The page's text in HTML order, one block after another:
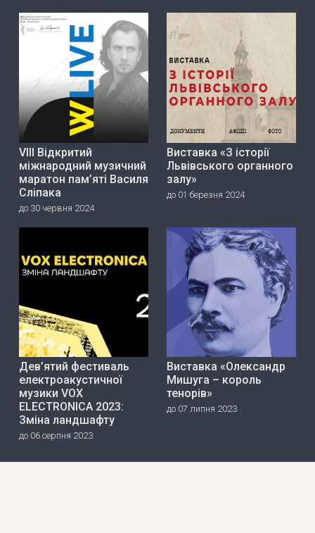
VIII Відкритий
міжнародний музичний
маратон пам’яті Василя
Сліпака
до 30 червня 2024
Виставка «З історії
Львівського органного
залу»
до 01 березня 2024
Дев’ятий фестиваль
електроакустичної
музики VOX
ELECTRONICA 2023:
Зміна ландшафту
до 06 серпня 2023
Виставка «Олександр
Мишуга – король
тенорів»
до 07 липня 2023